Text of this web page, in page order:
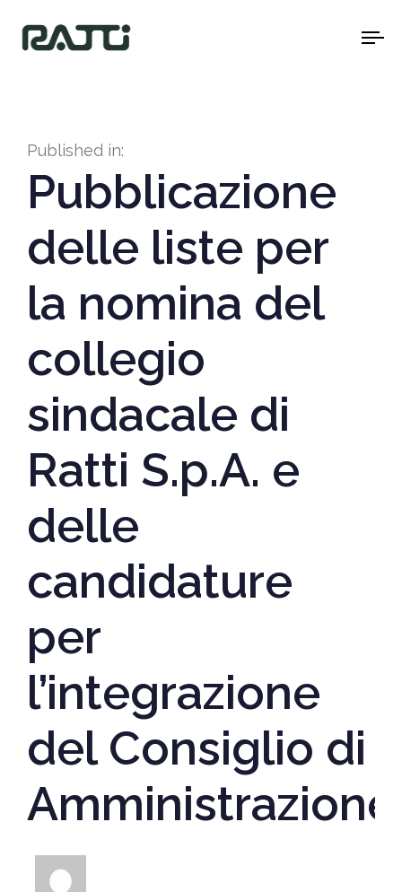
Published in:
Pubblicazione
delle liste per
la nomina del
collegio
sindacale di
Ratti S.p.A. e
delle
candidature
per
l’integrazione
del Consiglio di
Amministrazione